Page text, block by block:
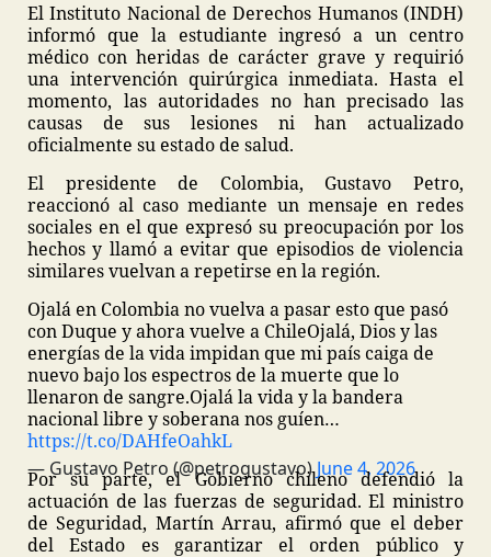
El Instituto Nacional de Derechos Humanos (INDH)
informó que la estudiante ingresó a un centro
médico con heridas de carácter grave y requirió
una intervención quirúrgica inmediata. Hasta el
momento, las autoridades no han precisado las
causas de sus lesiones ni han actualizado
oficialmente su estado de salud.
El presidente de Colombia, Gustavo Petro,
reaccionó al caso mediante un mensaje en redes
sociales en el que expresó su preocupación por los
hechos y llamó a evitar que episodios de violencia
similares vuelvan a repetirse en la región.
Ojalá en Colombia no vuelva a pasar esto que pasó
con Duque y ahora vuelve a ChileOjalá, Dios y las
energías de la vida impidan que mi país caiga de
nuevo bajo los espectros de la muerte que lo
llenaron de sangre.Ojalá la vida y la bandera
nacional libre y soberana nos guíen…
https://t.co/DAHfeOahkL
— Gustavo Petro (@petrogustavo)June 4, 2026
Por su parte, el Gobierno chileno defendió la
actuación de las fuerzas de seguridad. El ministro
de Seguridad, Martín Arrau, afirmó que el deber
del Estado es garantizar el orden público y